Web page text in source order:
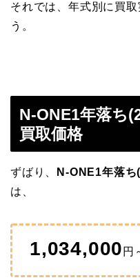
それでは、年式別に買
う。
N-ONE1年落ち
買取価格
ずばり、
N-ONE1年落
は、
1,034,000 円